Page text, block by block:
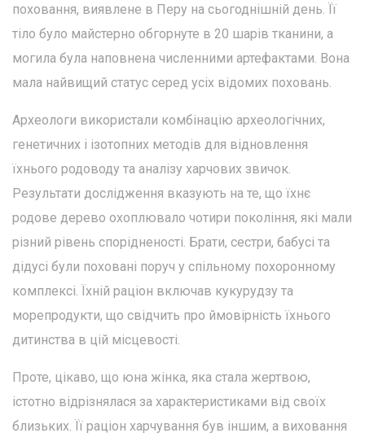
поховання, виявлене в Перу на сьогоднішній день. Її
тіло було майстерно обгорнуте в 20 шарів тканини, а
могила була наповнена численними артефактами. Вона
мала найвищий статус серед усіх відомих поховань.
Археологи використали комбінацію археологічних,
генетичних і ізотопних методів для відновлення
їхнього родоводу та аналізу харчових звичок.
Результати дослідження вказують на те, що їхнє
родове дерево охоплювало чотири покоління, які мали
різний рівень спорідненості. Брати, сестри, бабусі та
дідусі були поховані поруч у спільному похоронному
комплексі. Їхній раціон включав кукурудзу та
морепродукти, що свідчить про ймовірність їхнього
дитинства в цій місцевості.
Проте, цікаво, що юна жінка, яка стала жертвою,
істотно відрізнялася за характеристиками від своїх
близьких. Її раціон харчування був іншим, а виховання